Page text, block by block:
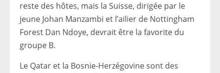
reste des hôtes, mais la Suisse, dirigée par le
jeune Johan Manzambi et l’ailier de Nottingham
Forest Dan Ndoye, devrait être la favorite du
groupe B.
Le Qatar et la Bosnie-Herzégovine sont des